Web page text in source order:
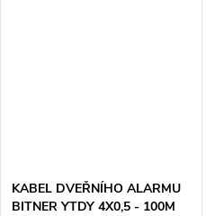
KABEL DVEŘNÍHO ALARMU
BITNER YTDY 4X0,5 - 100M